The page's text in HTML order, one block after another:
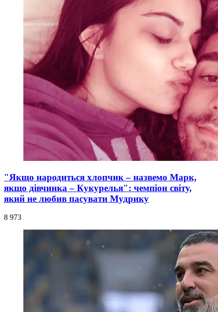
"Якщо народиться хлопчик – назвемо Марк,
якщо дівчинка – Кукурелья": чемпіон світу,
який не любив пасувати Мудрику
8 973